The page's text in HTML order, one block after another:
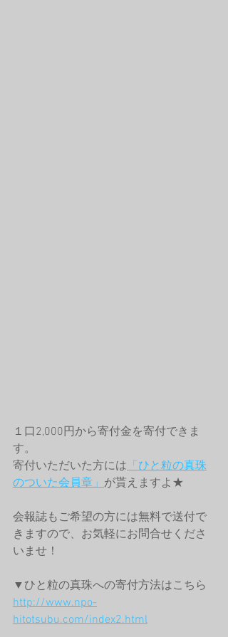
１口2,000円から寄付金を寄付できま
す。
寄付いただいた方には 「ひと粒の真珠
のついた会員章」 が貰えますよ★
会報誌もご希望の方には無料で送付で
きますので、お気軽にお問合せくださ
いませ！
▼ひと粒の真珠への寄付方法はこちら
http://www.npo-
hitotsubu.com/index2.html